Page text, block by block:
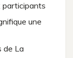
participants
une
de La